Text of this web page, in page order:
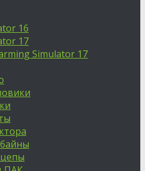
16
17
Simulator 17